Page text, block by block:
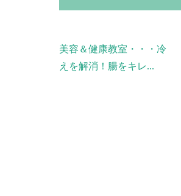
美容＆健康教室・・・冷
えを解消！腸をキレ...